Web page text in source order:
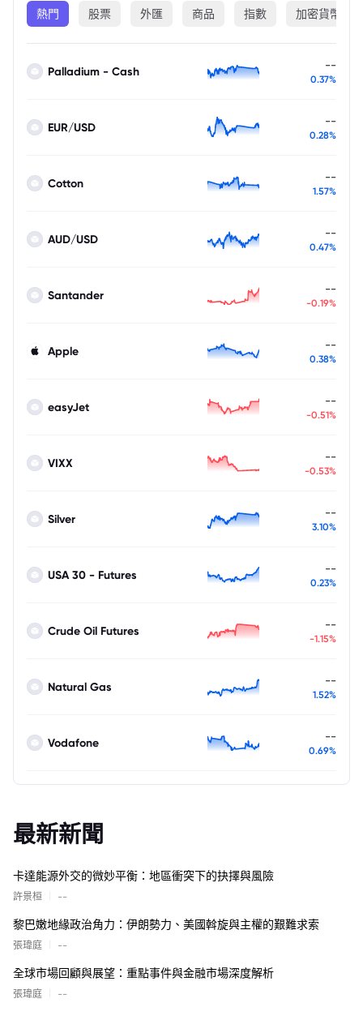
熱門 股票 外匯 商品 指數 加密貨幣
Palladium - Cash --
0.37%
EUR/USD --
0.28%
Cotton --
1.57%
AUD/USD --
0.47%
Santander --
-0.19%
Apple --
0.38%
easyJet --
-0.51%
VIXX --
-0.53%
Silver --
3.10%
USA 30 - Futures --
0.23%
Crude Oil Futures --
-1.15%
Natural Gas --
1.52%
Vodafone --
0.69%
最新新聞
卡達能源外交的微妙平衡：地區衝突下的抉擇與風險
許景桓 --
黎巴嫩地緣政治角力：伊朗勢力、美國斡旋與主權的艱難求索
張瑋庭 --
全球市場回顧與展望：重點事件與金融市場深度解析
張瑋庭 --